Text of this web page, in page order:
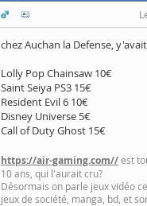
chez Auchan la Defense,
Lolly Pop Chainsaw 10€
Saint Seiya PS3 15€
Resident Evil 6 10€
Disney Universe 5€
Call of Duty Ghost 15€
https://air-gaming.com//est
10 ans, qui l'aurait cru?
Désormais on parle jeux vidéo
jeux de société, manga, bd, et